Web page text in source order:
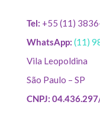
Tel: +55 (11)
WhatsApp: (11)
Vila Leopoldina
São Paulo – SP
CNPJ: